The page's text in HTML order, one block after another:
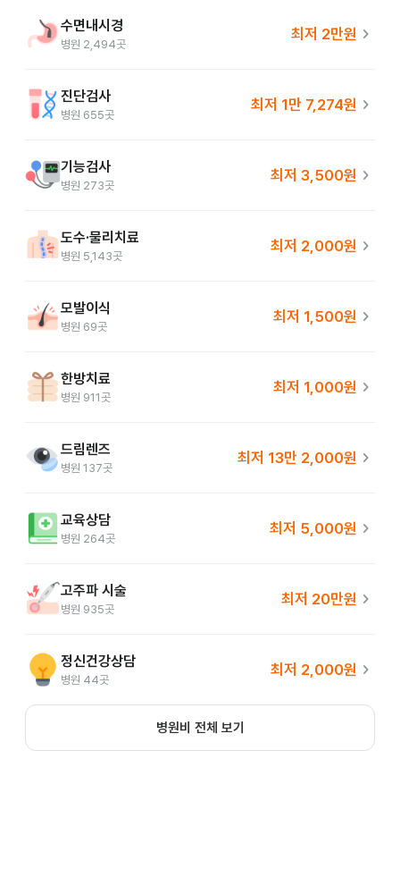
수면내시경
병원 2,494곳
최저 2만원 chevron_right
진단검사
병원 655곳
최저 1만 7,274원 chevron_right
기능검사
병원 273곳
최저 3,500원 chevron_right
도수·물리치료
병원 5,143곳
최저 2,000원 chevron_right
모발이식
병원 69곳
최저 1,500원 chevron_right
한방치료
병원 911곳
최저 1,000원 chevron_right
드림렌즈
병원 137곳
최저 13만 2,000원 chevron_right
교육상담
병원 264곳
최저 5,000원 chevron_right
고주파 시술
병원 935곳
최저 20만원 chevron_right
정신건강상담
병원 44곳
최저 2,000원 chevron_right
병원비 전체 보기